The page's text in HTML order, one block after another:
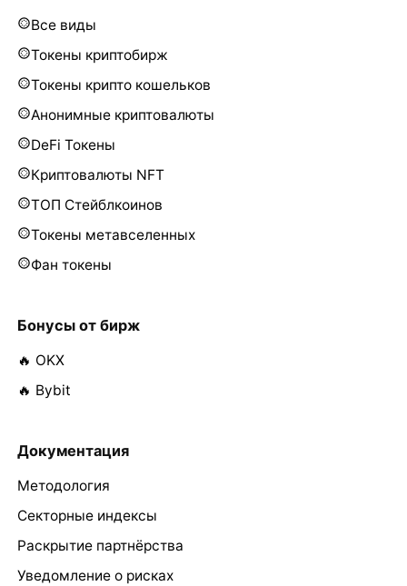
Все виды
Токены криптобирж
Токены крипто кошельков
Анонимные криптовалюты
DeFi Токены
Криптовалюты NFT
ТОП Стейблкоинов
Токены метавселенных
Фан токены
Бонусы от бирж
🔥 OKX
🔥 Bybit
Документация
Методология
Секторные индексы
Раскрытие партнёрства
Уведомление о рисках